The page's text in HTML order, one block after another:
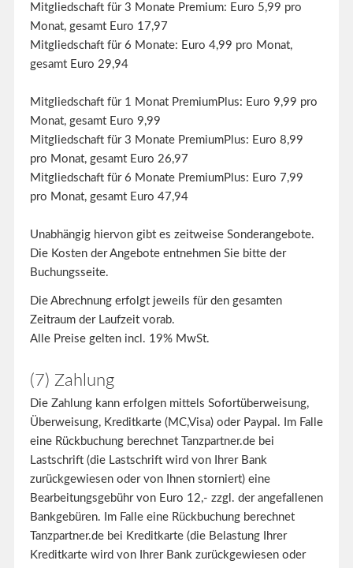
Mitgliedschaft für 3 Monate Premium: Euro 5,99 pro
Monat, gesamt Euro 17,97
Mitgliedschaft für 6 Monate: Euro 4,99 pro Monat,
gesamt Euro 29,94
Mitgliedschaft für 1 Monat PremiumPlus: Euro 9,99 pro
Monat, gesamt Euro 9,99
Mitgliedschaft für 3 Monate PremiumPlus: Euro 8,99
pro Monat, gesamt Euro 26,97
Mitgliedschaft für 6 Monate PremiumPlus: Euro 7,99
pro Monat, gesamt Euro 47,94
Unabhängig hiervon gibt es zeitweise Sonderangebote.
Die Kosten der Angebote entnehmen Sie bitte der
Buchungsseite.
Die Abrechnung erfolgt jeweils für den gesamten
Zeitraum der Laufzeit vorab.
Alle Preise gelten incl. 19% MwSt.
(7) Zahlung
Die Zahlung kann erfolgen mittels Sofortüberweisung,
Überweisung, Kreditkarte (MC,Visa) oder Paypal. Im Falle
eine Rückbuchung berechnet Tanzpartner.de bei
Lastschrift (die Lastschrift wird von Ihrer Bank
zurückgewiesen oder von Ihnen storniert) eine
Bearbeitungsgebühr von Euro 12,- zzgl. der angefallenen
Bankgebüren. Im Falle eine Rückbuchung berechnet
Tanzpartner.de bei Kreditkarte (die Belastung Ihrer
Kreditkarte wird von Ihrer Bank zurückgewiesen oder